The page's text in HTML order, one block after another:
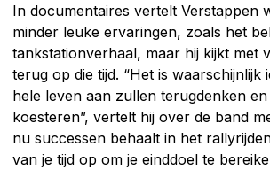
In documentaires vertelt Verstappen
minder leuke ervaringen, zoals het
tankstationverhaal, maar hij kijkt met
terug op die tijd. “Het is waarschijnlijk
hele leven aan zullen terugdenken
koesteren”, vertelt hij over de band
nu successen behaalt in het
van je tijd op om je einddoel te